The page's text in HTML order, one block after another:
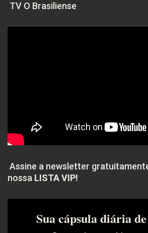
TV O Brasiliense
Assine a newsletter
nossa LISTA VIP!
Sua cápsula diária